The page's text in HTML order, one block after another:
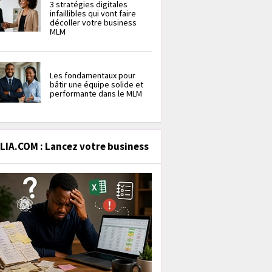
3 stratégies digitales
infaillibles qui vont faire
décoller votre business
MLM
Les fondamentaux pour
bâtir une équipe solide et
performante dans le MLM
: Lancez votre business